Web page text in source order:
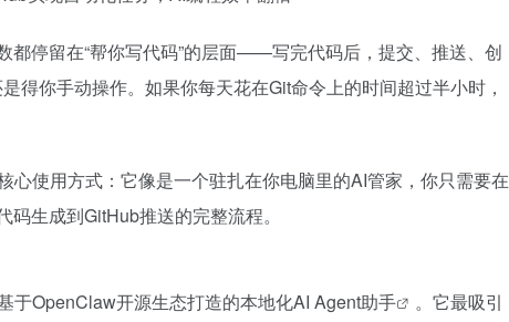
都停留在“帮你写代码”的层面——写完代码后，提交、推送、创
得你手动操作。如果你每天花在Git命令上的时间超过半小时，
心使用方式：它像是一个驻扎在你电脑里的AI管家，你只需要在
生成到GitHub推送的完整流程。
于OpenClaw开源生态打造的本地化AI Agent助手
。它最吸引